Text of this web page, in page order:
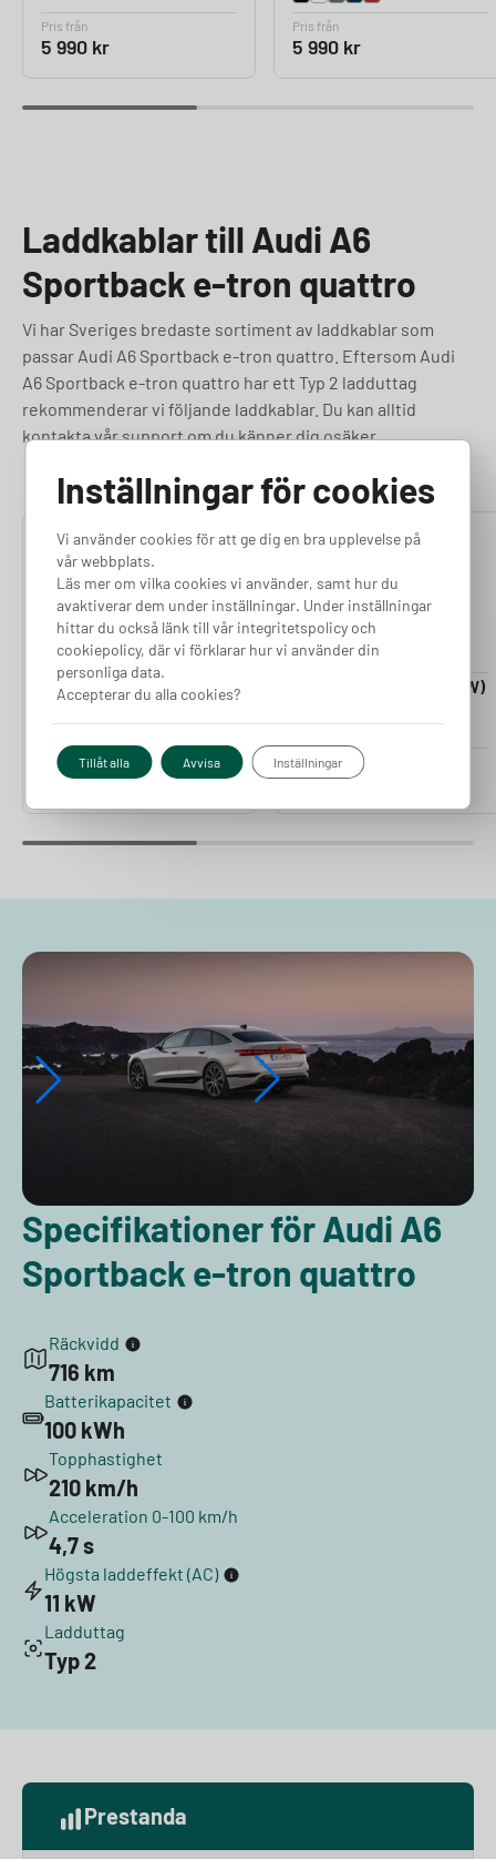
Pris från
5 990 kr
Pris från
5 990 kr
Laddkablar till Audi A6
Sportback e-tron quattro
Vi har Sveriges bredaste sortiment av laddkablar som
passar Audi A6 Sportback e-tron quattro. Eftersom Audi
A6 Sportback e-tron quattro har ett Typ 2 ladduttag
rekommenderar vi följande laddkablar. Du kan alltid
kontakta vår support om du känner dig osäker.
4.76
Laddkabel 5-20m (11kW)
Finns i lager
Pris från
2 380kr
4.50
Laddkabel 5-20m (22kW)
Pris från
2 980kr
Specifikationer för Audi A6
Sportback e-tron quattro
Räckvidd
716 km
Batterikapacitet
100 kWh
Topphastighet
210 km/h
Acceleration 0-100 km/h
4,7 s
Högsta laddeffekt (AC)
11 kW
Ladduttag
Typ 2
Prestanda
Inställningar för cookies
Vi använder cookies för att ge dig en bra upplevelse på
vår webbplats.
Läs mer om vilka cookies vi använder, samt hur du
avaktiverar dem under inställningar. Under inställningar
hittar du också länk till vår integritetspolicy och
cookiepolicy, där vi förklarar hur vi använder din
personliga data.
Accepterar du alla cookies?
Tillåt alla Avvisa Inställningar